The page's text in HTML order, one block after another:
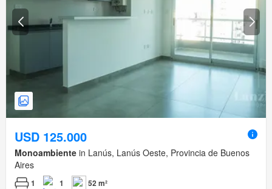
USD 125.000
Monoambiente in Lanús, Lanús Oeste, Provincia de Buenos
Aires
1 1 52 m²